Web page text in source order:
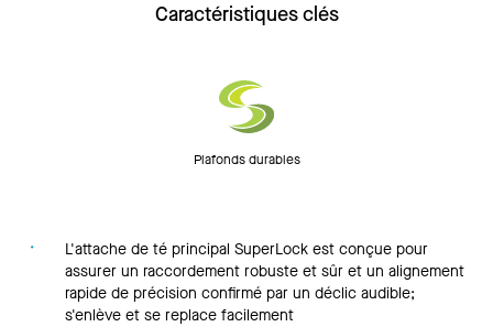
Caractéristiques clés
Plafonds durables
L'attache de té principal SuperLock est conçue pour
assurer un raccordement robuste et sûr et un alignement
rapide de précision confirmé par un déclic audible;
s'enlève et se replace facilement